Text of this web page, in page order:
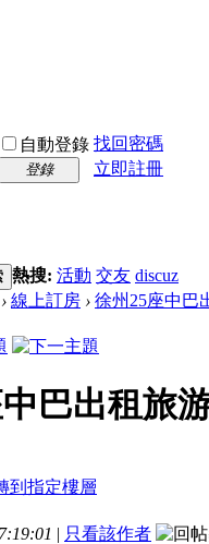
自動登錄 找回密碼
登錄
立即註冊
熱搜: 活動 交友 discuz
› 線上訂房 › 徐州25座中巴
巴出租旅
| 只看該作者